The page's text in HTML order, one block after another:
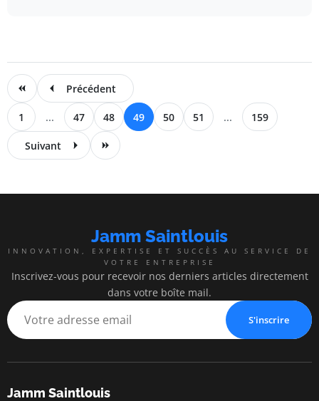
Précédent
1 ... 47 48 49 50 51 ... 159
Suivant
Jamm Saintlouis
INNOVATION, EXPERTISE ET SUCCÈS AU SERVICE DE
VOTRE ENTREPRISE
Inscrivez-vous pour recevoir nos derniers articles directement
dans votre boîte mail.
S'inscrire
Jamm Saintlouis